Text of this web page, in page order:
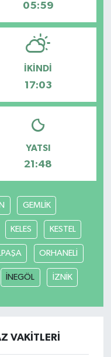
05:59
İKINDI
17:03
YATSI
21:48
GEMLİK
KELES KESTEL
ORHANELİ
İNEGÖL İZNİK
VAKITLERI